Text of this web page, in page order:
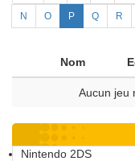
N O P Q R
Nom
Aucun jeu
Nintendo 2DS